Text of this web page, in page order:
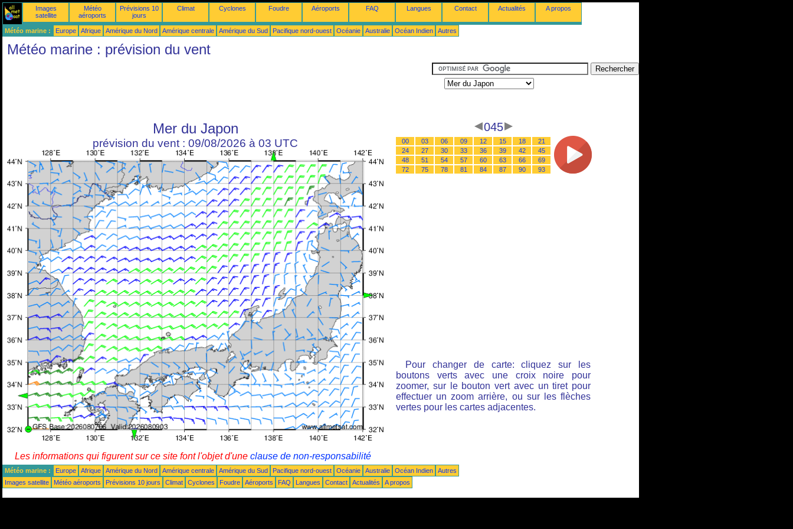
Images
satellite
Météo
aéroports
Prévisions 10
jours
Climat Cyclones Foudre Aéroports FAQ Langues Contact Actualités A propos
Météo marine : Europe Afrique Amérique du Nord Amérique centrale Amérique du Sud Pacifique nord-ouest Océanie Australie Océan Indien Autres
Météo marine : prévision du vent
Mer du Japon
prévision du vent : 09/08/2026 à 03 UTC
045
00 03 06 09 12 15 18
21
24
27 30 33 36 39 42
45
48
51 54 57 60 63 66
69
72
75 78 81 84 87 90 93
Pour changer de carte: cliquez sur les
boutons verts avec une croix noire pour
zoomer, sur le bouton vert avec un tiret pour
effectuer un zoom arrière, ou sur les flèches
vertes pour les cartes adjacentes.
Les informations qui figurent sur ce site font l'objet d'une clause de non-responsabilité
Météo marine : Europe Afrique Amérique du Nord Amérique centrale Amérique du Sud Pacifique nord-ouest Océanie Australie Océan Indien
Autres
Images satellite
Météo aéroports Prévisions 10 jours Climat Cyclones Foudre Aéroports FAQ Langues Contact Actualités A propos